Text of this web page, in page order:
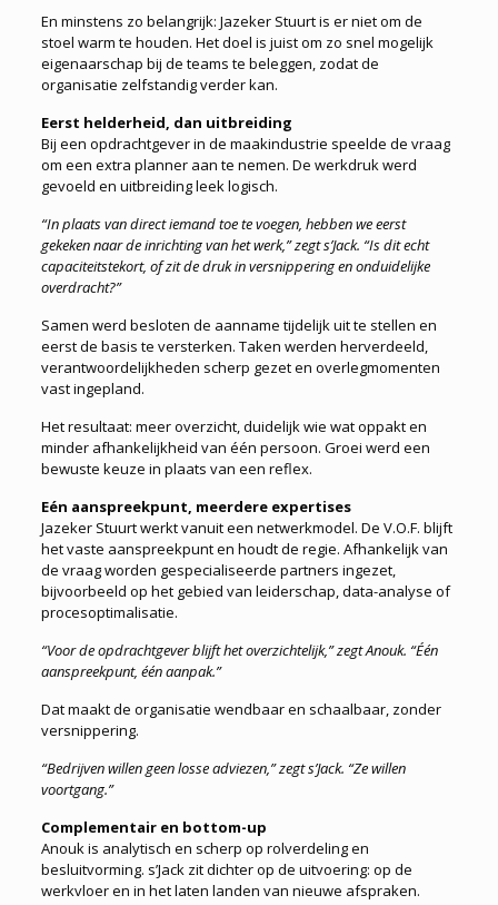
En minstens zo belangrijk: Jazeker Stuurt is er niet om de
stoel warm te houden. Het doel is juist om zo snel mogelijk
eigenaarschap bij de teams te beleggen, zodat de
organisatie zelfstandig verder kan.
Eerst helderheid, dan uitbreiding
Bij een opdrachtgever in de maakindustrie speelde de vraag
om een extra planner aan te nemen. De werkdruk werd
gevoeld en uitbreiding leek logisch.
“In plaats van direct iemand toe te voegen, hebben we eerst
gekeken naar de inrichting van het werk,” zegt s’Jack. “Is dit echt
capaciteitstekort, of zit de druk in versnippering en onduidelijke
overdracht?”
Samen werd besloten de aanname tijdelijk uit te stellen en
eerst de basis te versterken. Taken werden herverdeeld,
verantwoordelijkheden scherp gezet en overlegmomenten
vast ingepland.
Het resultaat: meer overzicht, duidelijk wie wat oppakt en
minder afhankelijkheid van één persoon. Groei werd een
bewuste keuze in plaats van een reflex.
Eén aanspreekpunt, meerdere expertises
Jazeker Stuurt werkt vanuit een netwerkmodel. De V.O.F. blijft
het vaste aanspreekpunt en houdt de regie. Afhankelijk van
de vraag worden gespecialiseerde partners ingezet,
bijvoorbeeld op het gebied van leiderschap, data-analyse of
procesoptimalisatie.
“Voor de opdrachtgever blijft het overzichtelijk,” zegt Anouk. “Één
aanspreekpunt, één aanpak.”
Dat maakt de organisatie wendbaar en schaalbaar, zonder
versnippering.
“Bedrijven willen geen losse adviezen,” zegt s’Jack. “Ze willen
voortgang.”
Complementair en bottom-up
Anouk is analytisch en scherp op rolverdeling en
besluitvorming. s’Jack zit dichter op de uitvoering: op de
werkvloer en in het laten landen van nieuwe afspraken.